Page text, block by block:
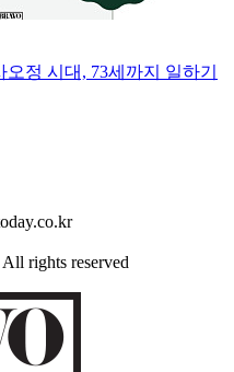
오정 시대, 73세까지 일하기
All rights reserved